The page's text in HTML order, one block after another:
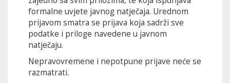
formalne uvjete javnog natječaja. Urednom
prijavom smatra se prijava koja sadrži sve
podatke i priloge navedene u javnom
natječaju.
Nepravovremene i nepotpune prijave neće se
razmatrati.